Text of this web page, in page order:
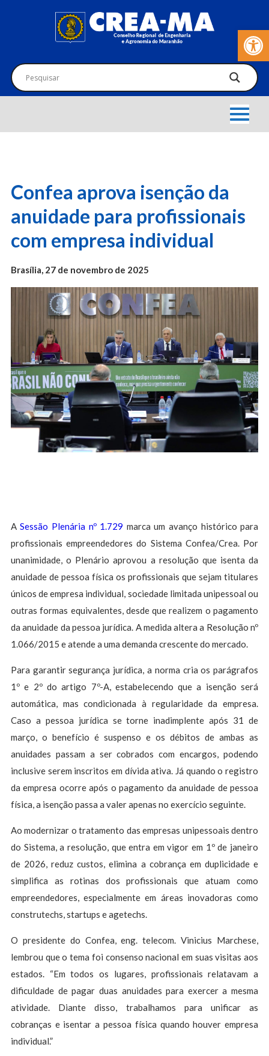
Barra de
Confea aprova isenção da
anuidade para profissionais
com empresa individual
Brasília, 27 de novembro de 2025
ASessão Plenária nº 1.729 marca um avanço histórico para
profissionais empreendedores do Sistema Confea/Crea. Por
unanimidade, o Plenário aprovou a resolução que isenta da
anuidade de pessoa física os profissionais que sejam titulares
únicos de empresa individual, sociedade limitada unipessoal ou
outras formas equivalentes, desde que realizem o pagamento
da anuidade da pessoa jurídica. A medida altera a Resolução nº
1.066/2015 e atende a uma demanda crescente do mercado.
Para garantir segurança jurídica, a norma cria os parágrafos
1º e 2º do artigo 7º-A, estabelecendo que a isenção será
automática, mas condicionada à regularidade da empresa.
Caso a pessoa jurídica se torne inadimplente após 31 de
março, o benefício é suspenso e os débitos de ambas as
anuidades passam a ser cobrados com encargos, podendo
inclusive serem inscritos em dívida ativa. Já quando o registro
da empresa ocorre após o pagamento da anuidade de pessoa
física, a isenção passa a valer apenas no exercício seguinte.
Ao modernizar o tratamento das empresas unipessoais dentro
do Sistema, a resolução, que entra em vigor em 1º de janeiro
de 2026, reduz custos, elimina a cobrança em duplicidade e
simplifica as rotinas dos profissionais que atuam como
empreendedores, especialmente em áreas inovadoras como
construtechs, startups e agetechs.
O presidente do Confea, eng. telecom. Vinicius Marchese,
lembrou que o tema foi consenso nacional em suas visitas aos
estados. “Em todos os lugares, profissionais relatavam a
dificuldade de pagar duas anuidades para exercer a mesma
atividade. Diante disso, trabalhamos para unificar as
cobranças e isentar a pessoa física quando houver empresa
individual.”